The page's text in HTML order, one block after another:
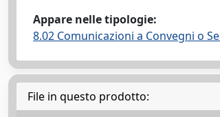
Appare nelle tipologie:
8.02 Comunicazioni a Convegni o
File in questo prodotto: